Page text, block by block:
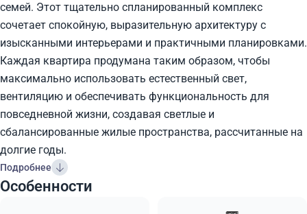
семей. Этот тщательно спланированный комплекс
сочетает спокойную, выразительную архитектуру с
изысканными интерьерами и практичными планировками.
Каждая квартира продумана таким образом, чтобы
максимально использовать естественный свет,
вентиляцию и обеспечивать функциональность для
повседневной жизни, создавая светлые и
сбалансированные жилые пространства, рассчитанные на
долгие годы.
Подробнее
Особенности